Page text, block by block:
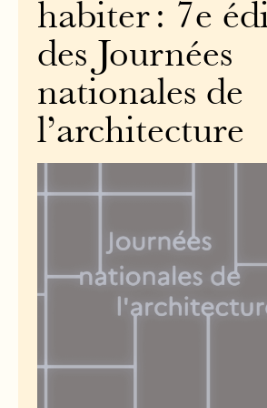
habiter : 7e
des Journées
nationales de
l’architecture